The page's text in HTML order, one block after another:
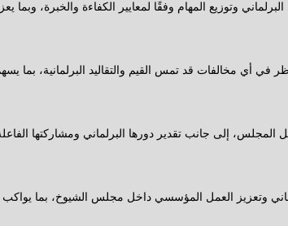
وتوزيع المهام وفقًا لمعايير الكفاءة والخبرة،
في أي مخالفات قد تمس القيم والتقاليد البرلمانية،
المجلس، إلى جانب تقدير دورها البرلماني ومشاركتها
وتعزيز العمل المؤسسي داخل مجلس الشيوخ، بما يواكب